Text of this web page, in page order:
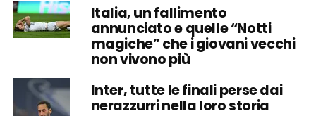
Italia, un fallimento
annunciato e quelle “Notti
magiche” che i giovani vecchi
non vivono più
Inter, tutte le finali perse dai
nerazzurri nella loro storia